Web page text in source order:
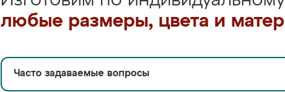
любые размеры, цвета и
Часто задаваемые вопросы